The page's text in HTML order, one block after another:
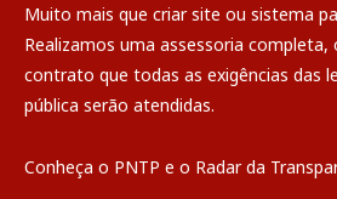
Muito mais que criar site ou sistema
Realizamos uma assessoria completa,
contrato que todas as exigências das
pública serão atendidas.
Conheça o PNTP e o Radar da